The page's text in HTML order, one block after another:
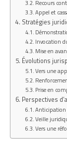
Recours
Appel et
Stratégies
Invocation
Mise en
Évolutions
Vers une
Prise en
Perspectives
Anticipation
Veille
Vers une